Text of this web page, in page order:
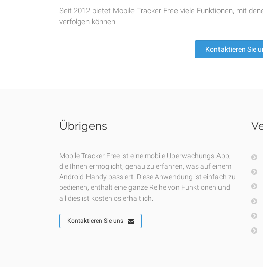
Seit 2012 bietet Mobile Tracker Free viele Funktionen, mit
verfolgen können.
Kontaktieren Sie
Übrigens
Mobile Tracker Free ist eine mobile Überwachungs-App,
die Ihnen ermöglicht, genau zu erfahren, was auf einem
Android-Handy passiert. Diese Anwendung ist einfach zu
bedienen, enthält eine ganze Reihe von Funktionen und
all dies ist kostenlos erhältlich.
Kontaktieren Sie uns